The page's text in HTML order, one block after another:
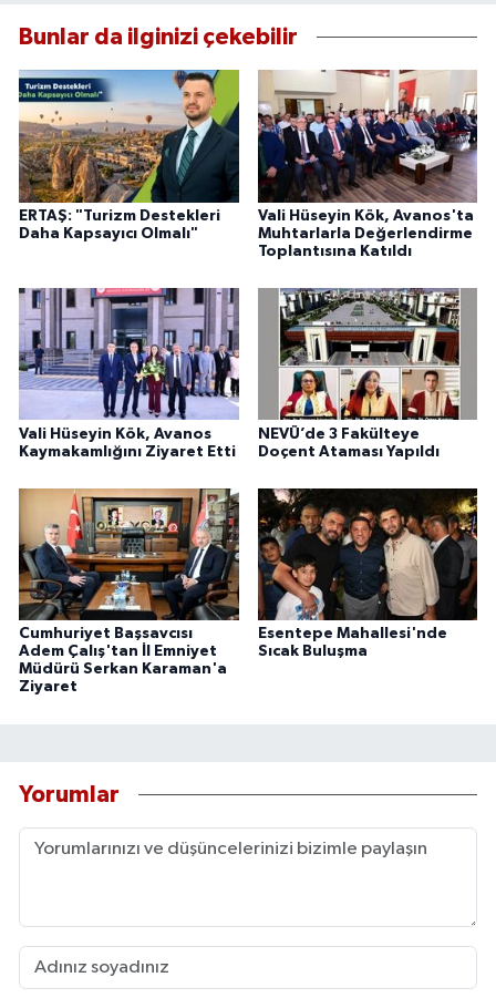
Bunlar da ilginizi çekebilir
ERTAŞ: "Turizm Destekleri
Daha Kapsayıcı Olmalı"
Vali Hüseyin Kök, Avanos'ta
Muhtarlarla Değerlendirme
Toplantısına Katıldı
Vali Hüseyin Kök, Avanos
Kaymakamlığını Ziyaret Etti
NEVÜ’de 3 Fakülteye
Doçent Ataması Yapıldı
Cumhuriyet Başsavcısı
Adem Çalış'tan İl Emniyet
Müdürü Serkan Karaman'a
Ziyaret
Esentepe Mahallesi'nde
Sıcak Buluşma
Yorumlar